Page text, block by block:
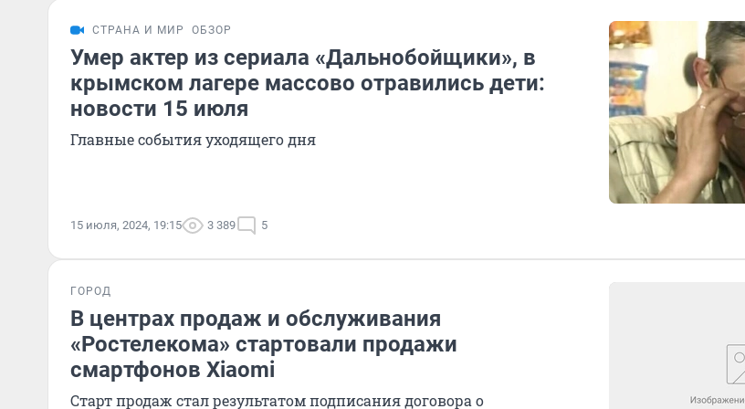
СТРАНА И МИР ОБЗОР
Умер актер из сериала «Дальнобойщики», в
крымском лагере массово отравились дети:
новости 15 июля
Главные события уходящего дня
15 июля, 2024, 19:15 3 389 5
ГОРОД
В центрах продаж и обслуживания
«Ростелекома» стартовали продажи
смартфонов Xiaomi
Старт продаж стал результатом подписания договора о